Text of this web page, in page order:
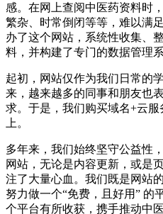
感。在网上查阅中医药资料时
繁杂、时常倒闭等等，难以满
办了这个网站，系统性收集、
料，并构建了专门的数据管理系
起初，网站仅作为我们日常的
来，越来越多的同事和朋友也
求。于是，我们购买域名+云
上。
多年来，我们始终坚守公益性
网站，无论是内容更新，或是
注了大量心血。我们既是网站
努力做一个“免费，且好用” 的
个平台有所收获，携手推动中